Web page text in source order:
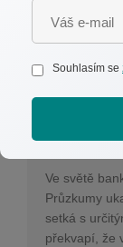
Autor:
Ve světě
Průzkumy
setká s
překvapí, že
Souhlasím se